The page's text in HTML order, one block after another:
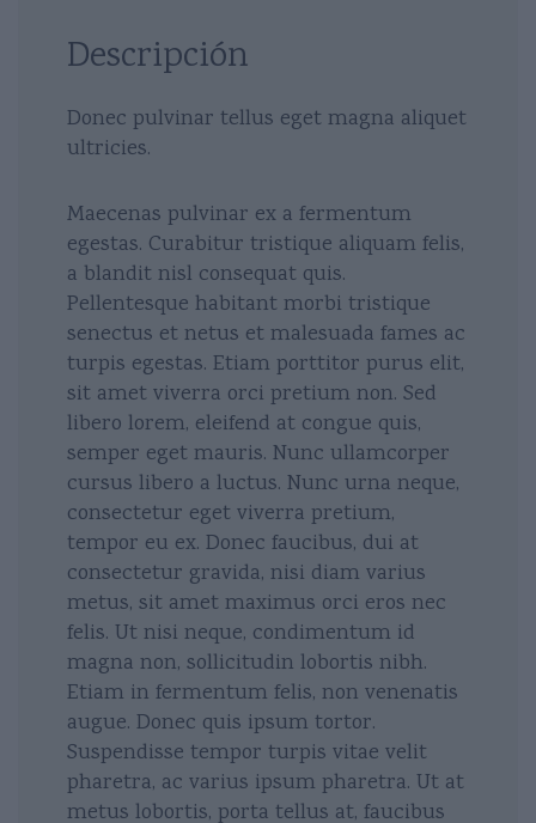
Descripción
Donec pulvinar tellus eget magna aliquet
ultricies.
Maecenas pulvinar ex a fermentum
egestas. Curabitur tristique aliquam felis,
a blandit nisl consequat quis.
Pellentesque habitant morbi tristique
senectus et netus et malesuada fames ac
turpis egestas. Etiam porttitor purus elit,
sit amet viverra orci pretium non. Sed
libero lorem, eleifend at congue quis,
semper eget mauris. Nunc ullamcorper
cursus libero a luctus. Nunc urna neque,
consectetur eget viverra pretium,
tempor eu ex. Donec faucibus, dui at
consectetur gravida, nisi diam varius
metus, sit amet maximus orci eros nec
felis. Ut nisi neque, condimentum id
magna non, sollicitudin lobortis nibh.
Etiam in fermentum felis, non venenatis
augue. Donec quis ipsum tortor.
Suspendisse tempor turpis vitae velit
pharetra, ac varius ipsum pharetra. Ut at
metus lobortis, porta tellus at, faucibus